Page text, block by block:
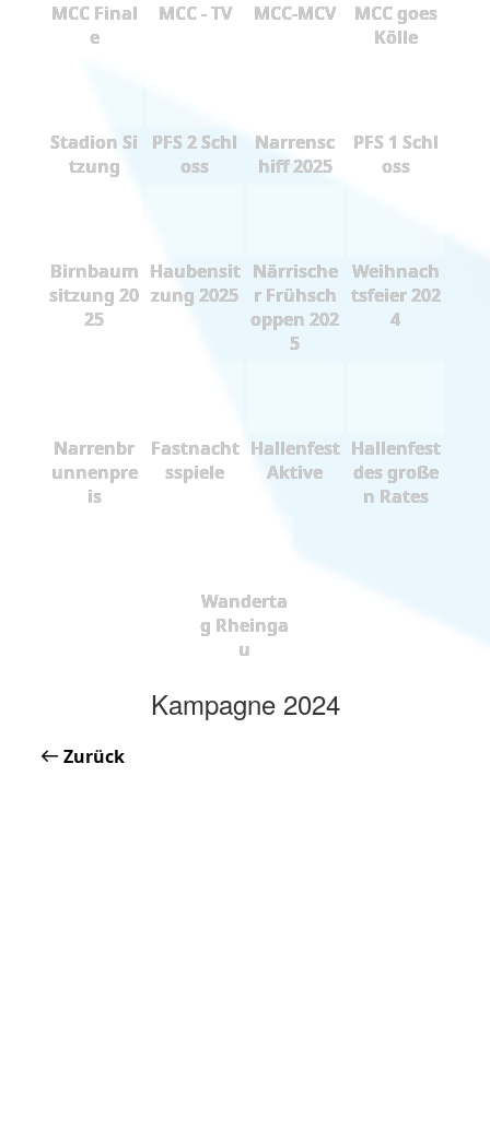
MCC Final
e
MCC - TV MCC-MCV
MCC goes
Kölle
Stadion Si
tzung
PFS 2 Schl
oss
Narrensc
hiff 2025
PFS 1 Schl
oss
Birnbaum
sitzung 20
25
Haubensit
zung 2025
Närrische
r Frühsch
oppen 202
5
Weihnach
tsfeier 202
4
Narrenbr
unnenpre
is
Fastnacht
sspiele
Hallenfest
Aktive
Hallenfest
des große
n Rates
Wanderta
g Rheinga
u
Kampagne 2024
Zurück